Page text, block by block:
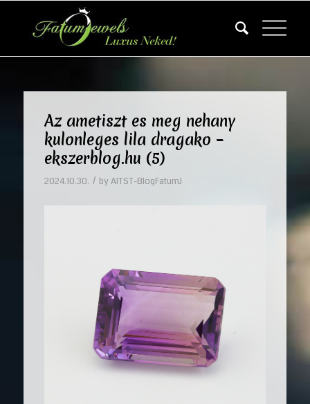
Az ametiszt es meg nehany
kulonleges lila dragako –
ekszerblog.hu (5)
2024.10.30. / by AITST-BlogFatumJ